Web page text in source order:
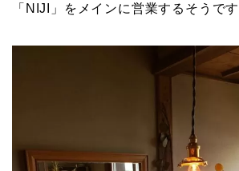
「NIJI」をメインに営業するそうです